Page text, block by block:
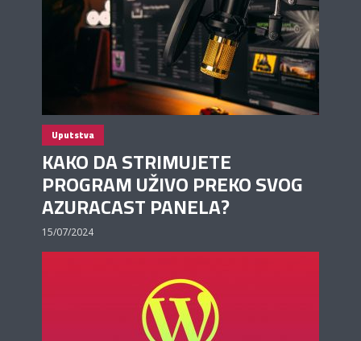
Uputstva
KAKO DA STRIMUJETE
PROGRAM UŽIVO PREKO SVOG
AZURACAST PANELA?
15/07/2024